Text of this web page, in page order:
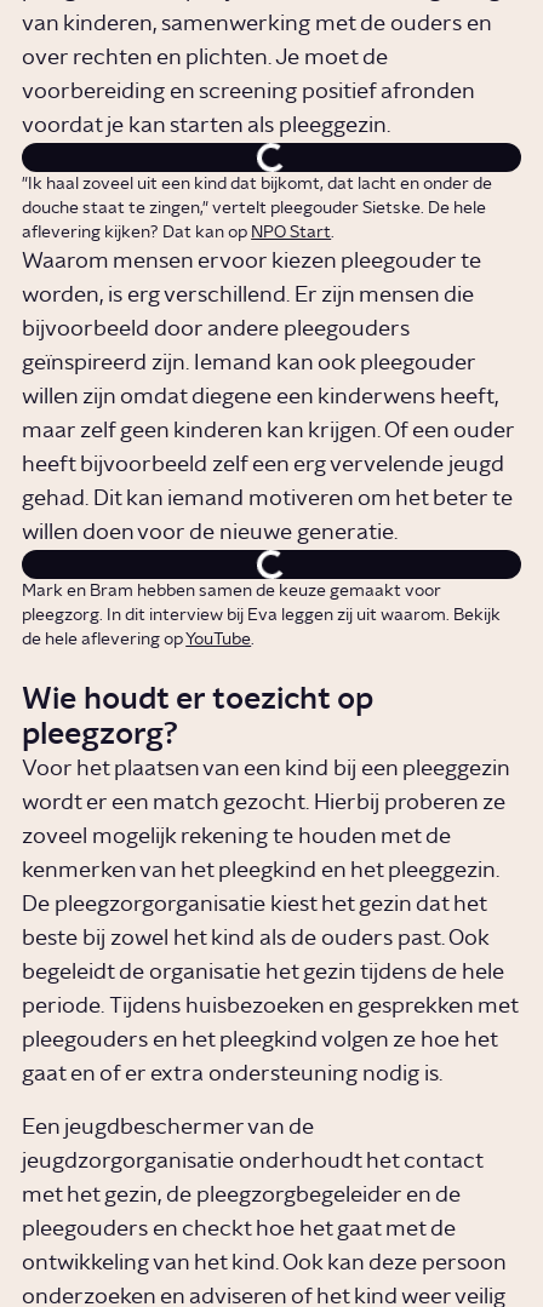
van kinderen, samenwerking met de ouders en
over rechten en plichten. Je moet de
voorbereiding en screening positief afronden
voordat je kan starten als pleeggezin.
"Ik haal zoveel uit een kind dat bijkomt, dat lacht en onder de
douche staat te zingen," vertelt pleegouder Sietske. De hele
aflevering kijken? Dat kan op NPO Start.
Waarom mensen ervoor kiezen pleegouder te
worden, is erg verschillend. Er zijn mensen die
bijvoorbeeld door andere pleegouders
geïnspireerd zijn. Iemand kan ook pleegouder
willen zijn omdat diegene een kinderwens heeft,
maar zelf geen kinderen kan krijgen. Of een ouder
heeft bijvoorbeeld zelf een erg vervelende jeugd
gehad. Dit kan iemand motiveren om het beter te
willen doen voor de nieuwe generatie.
Mark en Bram hebben samen de keuze gemaakt voor
pleegzorg. In dit interview bij Eva leggen zij uit waarom. Bekijk
de hele aflevering op YouTube.
Wie houdt er toezicht op
pleegzorg?
Voor het plaatsen van een kind bij een pleeggezin
wordt er een match gezocht. Hierbij proberen ze
zoveel mogelijk rekening te houden met de
kenmerken van het pleegkind en het pleeggezin.
De pleegzorgorganisatie kiest het gezin dat het
beste bij zowel het kind als de ouders past. Ook
begeleidt de organisatie het gezin tijdens de hele
periode. Tijdens huisbezoeken en gesprekken met
pleegouders en het pleegkind volgen ze hoe het
gaat en of er extra ondersteuning nodig is.
Een jeugdbeschermer van de
jeugdzorgorganisatie onderhoudt het contact
met het gezin, de pleegzorgbegeleider en de
pleegouders en checkt hoe het gaat met de
ontwikkeling van het kind. Ook kan deze persoon
onderzoeken en adviseren of het kind weer veilig